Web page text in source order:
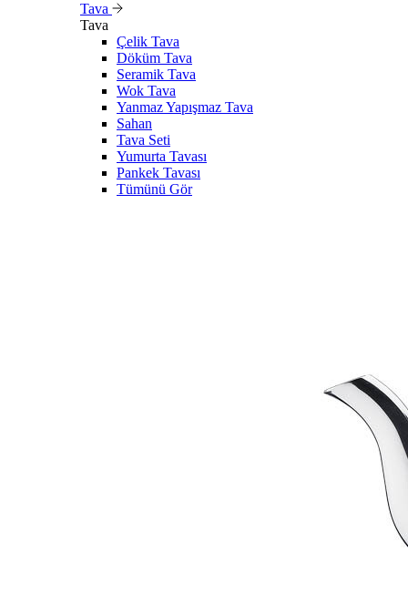
Tava
Tava
Çelik Tava
Döküm Tava
Seramik Tava
Wok Tava
Yanmaz Yapışmaz Tava
Sahan
Tava Seti
Yumurta Tavası
Pankek Tavası
Tümünü Gör